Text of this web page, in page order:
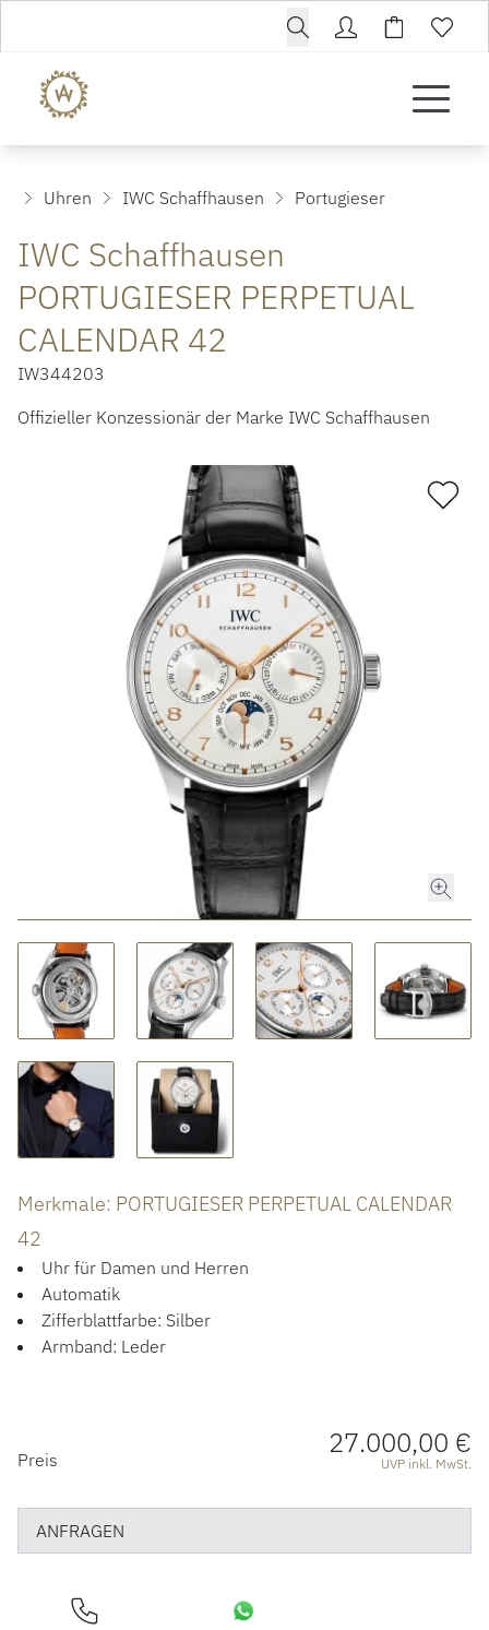
ROLEX CERTIFIED PRE-OWNED
LUXURY DEALS
HOCHZEIT
ACCESSOIRES
ÜBER UNS
Uhren IWC Schaffhausen Portugieser
IWC Schaffhausen
PORTUGIESER PERPETUAL
CALENDAR 42
IW344203
Offizieller Konzessionär der Marke IWC Schaffhausen
Merkmale: PORTUGIESER PERPETUAL CALENDAR
42
Uhr für Damen und Herren
Automatik
Zifferblattfarbe: Silber
Armband: Leder
PREISINFORMATIONEN
Preis 27.000,00 €
UVP inkl. MwSt.
ANFRAGEN